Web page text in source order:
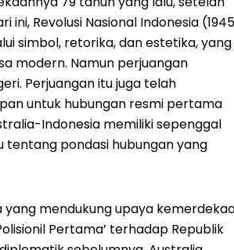
Revolusi Nasional Indonesia
simbol, retorika, dan estetika, yang
modern. Namun perjuangan
Perjuangan itu juga telah
untuk hubungan resmi pertama
Indonesia memiliki sepenggal
pondasi hubungan yang
mendukung upaya
Pertama’ terhadap Republik